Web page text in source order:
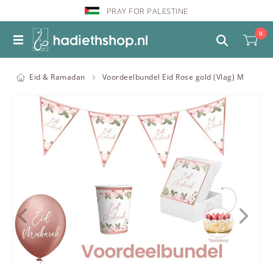
PRAY FOR PALESTINE
0
Eid & Ramadan Voordeelbundel Eid Rose gold (Vlag) M